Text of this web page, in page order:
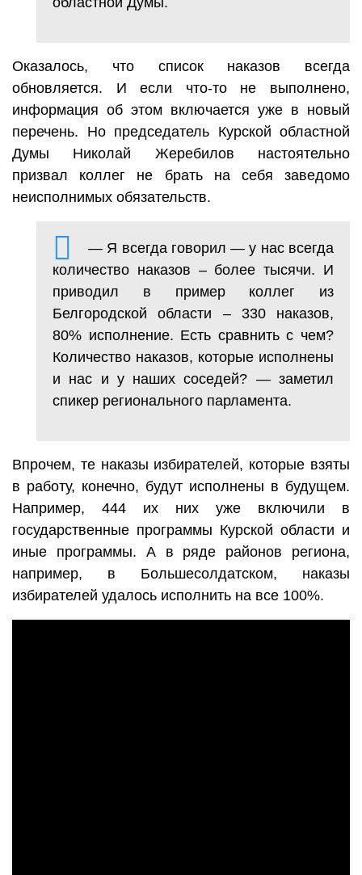
Оказалось, что список наказов всегда
обновляется. И если что-то не выполнено,
информация об этом включается уже в новый
перечень. Но председатель Курской областной
Думы Николай Жеребилов настоятельно
призвал коллег не брать на себя заведомо
неисполнимых обязательств.
— Я всегда говорил — у нас всегда
количество наказов – более тысячи. И
приводил в пример коллег из
Белгородской области – 330 наказов,
80% исполнение. Есть сравнить с чем?
Количество наказов, которые исполнены
и нас и у наших соседей? — заметил
спикер регионального парламента.
Впрочем, те наказы избирателей, которые взяты
в работу, конечно, будут исполнены в будущем.
Например, 444 их них уже включили в
государственные программы Курской области и
иные программы. А в ряде районов региона,
например, в Большесолдатском, наказы
избирателей удалось исполнить на все 100%.